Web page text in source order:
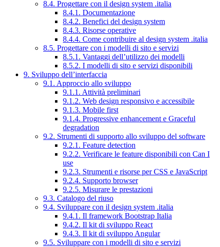
8.4. Progettare con il design system .italia
8.4.1. Documentazione
8.4.2. Benefici del design system
8.4.3. Risorse operative
8.4.4. Come contribuire al design system .italia
8.5. Progettare con i modelli di sito e servizi
8.5.1. Vantaggi dell’utilizzo dei modelli
8.5.2. I modelli di sito e servizi disponibili
9. Sviluppo dell’interfaccia
9.1. Approccio allo sviluppo
9.1.1. Attività preliminari
9.1.2. Web design responsivo e accessibile
9.1.3. Mobile first
9.1.4. Progressive enhancement e Graceful
degradation
9.2. Strumenti di supporto allo sviluppo del software
9.2.1. Feature detection
9.2.2. Verificare le feature disponibili con Can I
use
9.2.3. Strumenti e risorse per CSS e JavaScript
9.2.4. Supporto browser
9.2.5. Misurare le prestazioni
9.3. Catalogo del riuso
9.4. Sviluppare con il design system .italia
9.4.1. Il framework Bootstrap Italia
9.4.2. Il kit di sviluppo React
9.4.3. Il kit di sviluppo Angular
9.5. Sviluppare con i modelli di sito e servizi